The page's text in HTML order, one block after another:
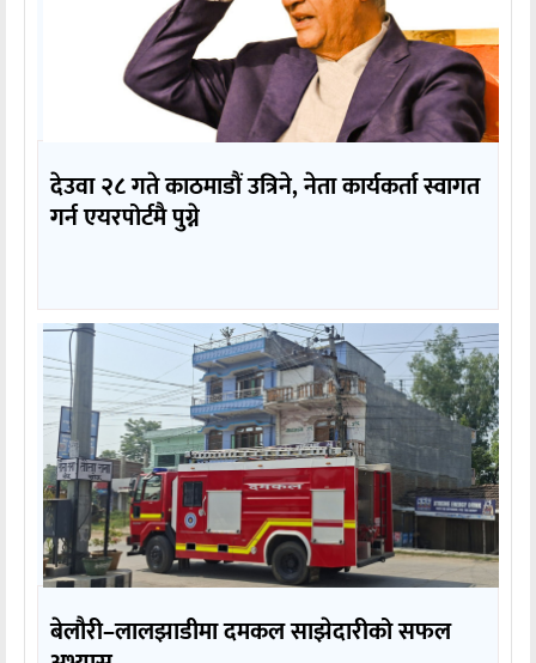
देउवा २८ गते काठमाडौं उत्रिने, नेता कार्यकर्ता स्वागत
गर्न एयरपोर्टमै पुग्ने
बेलौरी–लालझाडीमा दमकल साझेदारीको सफल